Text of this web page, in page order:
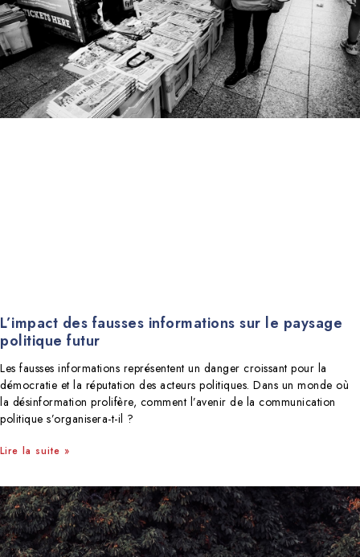
L’impact des fausses informations sur le paysage
politique futur
Les fausses informations représentent un danger croissant pour la
démocratie et la réputation des acteurs politiques. Dans un monde où
la désinformation prolifère, comment l’avenir de la communication
politique s’organisera-t-il ?
Lire la suite »